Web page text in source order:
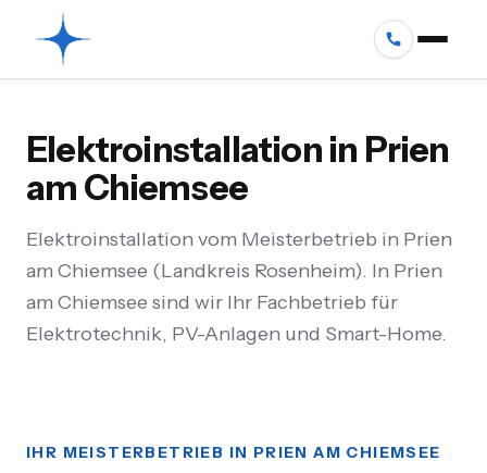
Elektroinstallation in Prien
am Chiemsee
Elektroinstallation vom Meisterbetrieb in Prien
am Chiemsee (Landkreis Rosenheim). In Prien
am Chiemsee sind wir Ihr Fachbetrieb für
Elektrotechnik, PV-Anlagen und Smart-Home.
IHR MEISTERBETRIEB IN PRIEN AM CHIEMSEE